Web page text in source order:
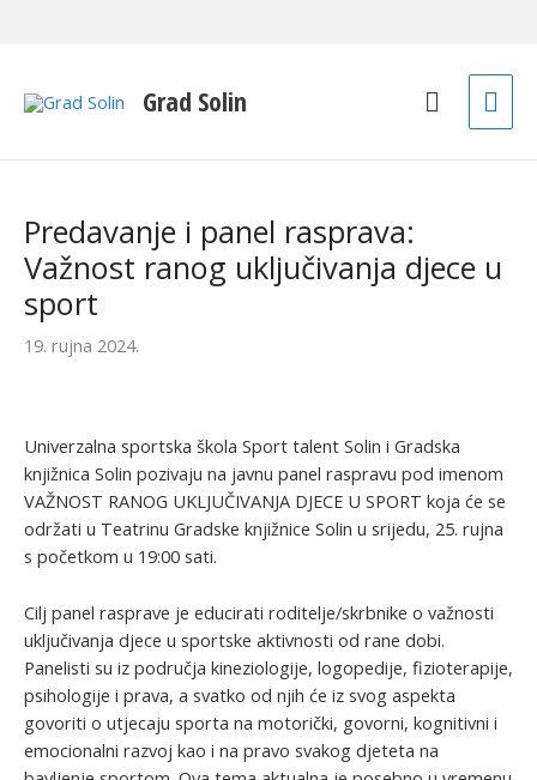
Grad Solin
Predavanje i panel rasprava:
Važnost ranog uključivanja djece u
sport
19. rujna 2024.
Univerzalna sportska škola Sport talent Solin i Gradska
knjižnica Solin pozivaju na javnu panel raspravu pod imenom
VAŽNOST RANOG UKLJUČIVANJA DJECE U SPORT koja će se
održati u Teatrinu Gradske knjižnice Solin u srijedu, 25. rujna
s početkom u 19:00 sati.
Cilj panel rasprave je educirati roditelje/skrbnike o važnosti
uključivanja djece u sportske aktivnosti od rane dobi.
Panelisti su iz područja kineziologije, logopedije, fizioterapije,
psihologije i prava, a svatko od njih će iz svog aspekta
govoriti o utjecaju sporta na motorički, govorni, kognitivni i
emocionalni razvoj kao i na pravo svakog djeteta na